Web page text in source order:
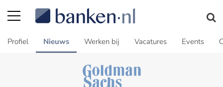
Profiel Nieuws Werken bij Vacatures Events